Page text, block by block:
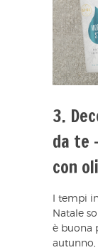
3.
da te
con
I tempi
Natale
è buona
autunno,